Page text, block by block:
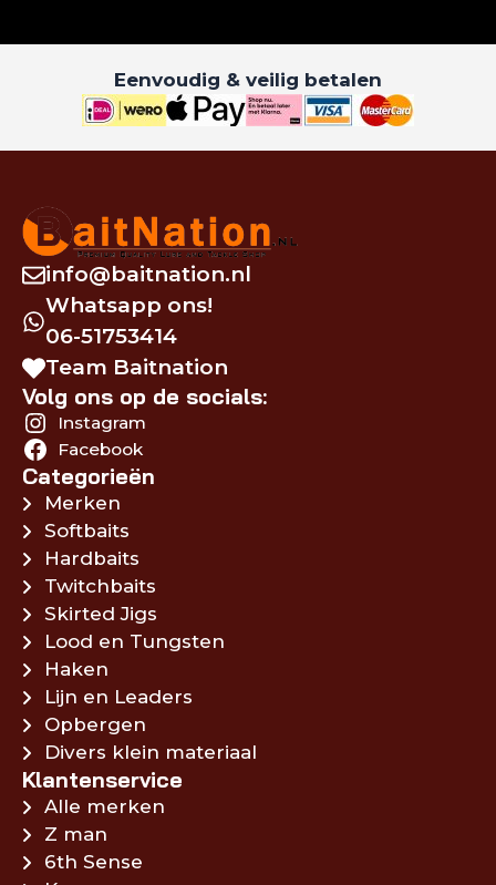
Eenvoudig & veilig betalen
info@baitnation.nl
Whatsapp ons!
06-51753414
Team Baitnation
Volg ons op de socials:
Instagram
Facebook
Categorieën
Merken
Softbaits
Hardbaits
Twitchbaits
Skirted Jigs
Lood en Tungsten
Haken
Lijn en Leaders
Opbergen
Divers klein materiaal
Klantenservice
Alle merken
Z man
6th Sense